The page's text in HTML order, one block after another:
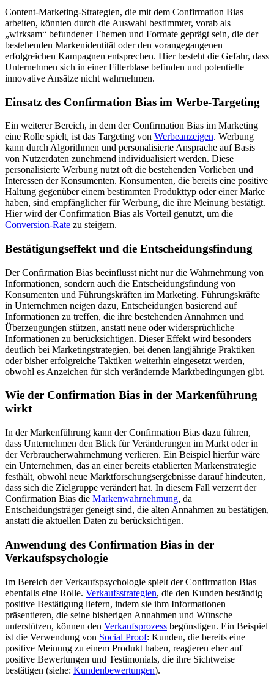
Content-Marketing-Strategien, die mit dem Confirmation Bias
arbeiten, könnten durch die Auswahl bestimmter, vorab als
„wirksam“ befundener Themen und Formate geprägt sein, die der
bestehenden Markenidentität oder den vorangegangenen
erfolgreichen Kampagnen entsprechen. Hier besteht die Gefahr, dass
Unternehmen sich in einer Filterblase befinden und potentielle
innovative Ansätze nicht wahrnehmen.
Einsatz des Confirmation Bias im Werbe-Targeting
Ein weiterer Bereich, in dem der Confirmation Bias im Marketing
eine Rolle spielt, ist das Targeting von Werbeanzeigen. Werbung
kann durch Algorithmen und personalisierte Ansprache auf Basis
von Nutzerdaten zunehmend individualisiert werden. Diese
personalisierte Werbung nutzt oft die bestehenden Vorlieben und
Interessen der Konsumenten. Konsumenten, die bereits eine positive
Haltung gegenüber einem bestimmten Produkttyp oder einer Marke
haben, sind empfänglicher für Werbung, die ihre Meinung bestätigt.
Hier wird der Confirmation Bias als Vorteil genutzt, um die
Conversion-Rate zu steigern.
Bestätigungseffekt und die Entscheidungsfindung
Der Confirmation Bias beeinflusst nicht nur die Wahrnehmung von
Informationen, sondern auch die Entscheidungsfindung von
Konsumenten und Führungskräften im Marketing. Führungskräfte
in Unternehmen neigen dazu, Entscheidungen basierend auf
Informationen zu treffen, die ihre bestehenden Annahmen und
Überzeugungen stützen, anstatt neue oder widersprüchliche
Informationen zu berücksichtigen. Dieser Effekt wird besonders
deutlich bei Marketingstrategien, bei denen langjährige Praktiken
oder bisher erfolgreiche Taktiken weiterhin eingesetzt werden,
obwohl es Anzeichen für sich verändernde Marktbedingungen gibt.
Wie der Confirmation Bias in der Markenführung
wirkt
In der Markenführung kann der Confirmation Bias dazu führen,
dass Unternehmen den Blick für Veränderungen im Markt oder in
der Verbraucherwahrnehmung verlieren. Ein Beispiel hierfür wäre
ein Unternehmen, das an einer bereits etablierten Markenstrategie
festhält, obwohl neue Marktforschungsergebnisse darauf hindeuten,
dass sich die Zielgruppe verändert hat. In diesem Fall verzerrt der
Confirmation Bias die Markenwahrnehmung, da
Entscheidungsträger geneigt sind, die alten Annahmen zu bestätigen,
anstatt die aktuellen Daten zu berücksichtigen.
Anwendung des Confirmation Bias in der
Verkaufspsychologie
Im Bereich der Verkaufspsychologie spielt der Confirmation Bias
ebenfalls eine Rolle. Verkaufsstrategien, die den Kunden beständig
positive Bestätigung liefern, indem sie ihm Informationen
präsentieren, die seine bisherigen Annahmen und Wünsche
unterstützen, können den Verkaufsprozess begünstigen. Ein Beispiel
ist die Verwendung von Social Proof: Kunden, die bereits eine
positive Meinung zu einem Produkt haben, reagieren eher auf
positive Bewertungen und Testimonials, die ihre Sichtweise
bestätigen (siehe: Kundenbewertungen).